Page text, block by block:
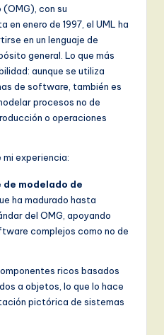
con su
en enero de 1997, el UML ha
en un lenguaje de
general. Lo que más
aunque se utiliza
de software, también es
procesos no de
o operaciones
mi experiencia:
de modelado de
ha madurado hasta
del OMG, apoyando
complejos como no de
ricos basados
a objetos, lo que lo hace
pictórica de sistemas